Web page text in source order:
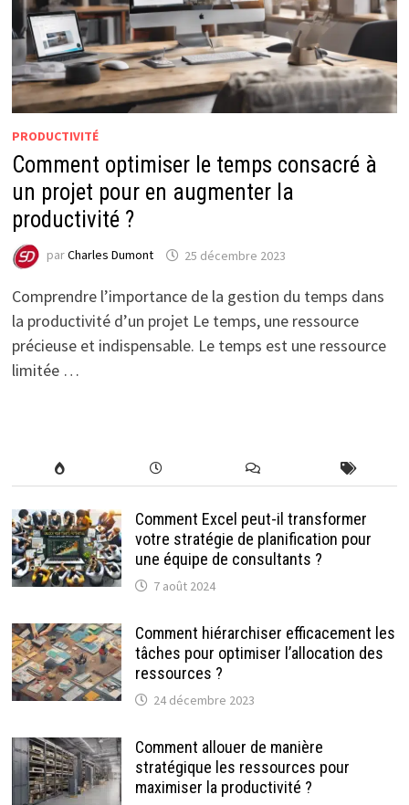
PRODUCTIVITÉ
Comment optimiser le temps consacré à
un projet pour en augmenter la
productivité ?
parCharles Dumont 25 décembre 2023
Comprendre l’importance de la gestion du temps dans
la productivité d’un projet Le temps, une ressource
précieuse et indispensable. Le temps est une ressource
limitée …
Comment Excel peut-il transformer
votre stratégie de planification pour
une équipe de consultants ?
7 août 2024
Comment hiérarchiser efficacement les
tâches pour optimiser l’allocation des
ressources ?
24 décembre 2023
Comment allouer de manière
stratégique les ressources pour
maximiser la productivité ?